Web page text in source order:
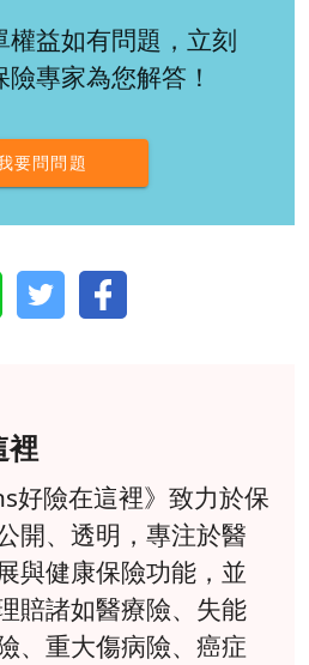
權益如有問題，立刻
專家為您解答！
要問問題
裡
好險在這裡》致力於保
開、透明，專注於醫
與健康保險功能，並
賠諸如醫療險、失能
、重大傷病險、癌症